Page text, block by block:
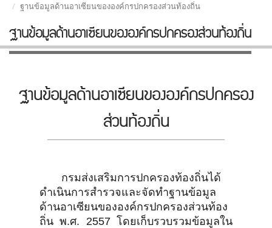
ฐานข้อมูลด้านอาเซียนขององค์กรปกครองส่วนท้องถิ่น
ฐานข้อมูลด้านอาเซียนขององค์กรปกครองส่วนท้องถิ่น
ฐานข้อมูลด้านอาเซียนขององค์กรปกครอง
ส่วนท้องถิ่น
กรมส่งเสริมการปกครองท้องถิ่นได้
ดำเนินการสำรวจและจัดทำฐานข้อมูล
ด้านอาเซียนขององค์กรปกครองส่วนท้อง
ถิ่น พ.ศ. 2557 โดยเก็บรวบรวมข้อมูลใน